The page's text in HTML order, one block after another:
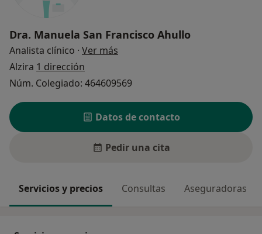
Dra. Manuela San Francisco Ahullo
Analista clínico · Ver más
Alzira 1 dirección
Núm. Colegiado: 464609569
Datos de contacto
Pedir una cita
Servicios y precios Consultas Aseguradoras